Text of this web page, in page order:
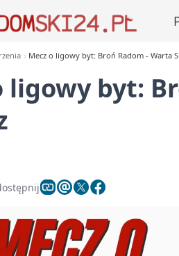
Mecz o ligowy byt: Broń Radom - Warta
ligowy byt: